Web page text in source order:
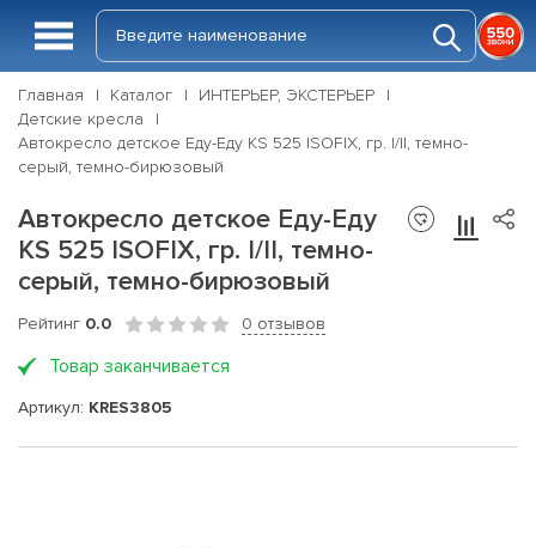
Главная Каталог
ИНТЕРЬЕР, ЭКСТЕРЬЕР
Детские кресла
Автокресло детское Еду-Еду KS 525 ISOFIX, гр. I/II, темно-
серый, темно-бирюзовый
Автокресло детское Еду-Еду
KS 525 ISOFIX, гр. I/II, темно-
серый, темно-бирюзовый
Рейтинг 0.0 0 отзывов
Товар заканчивается
Артикул: KRES3805